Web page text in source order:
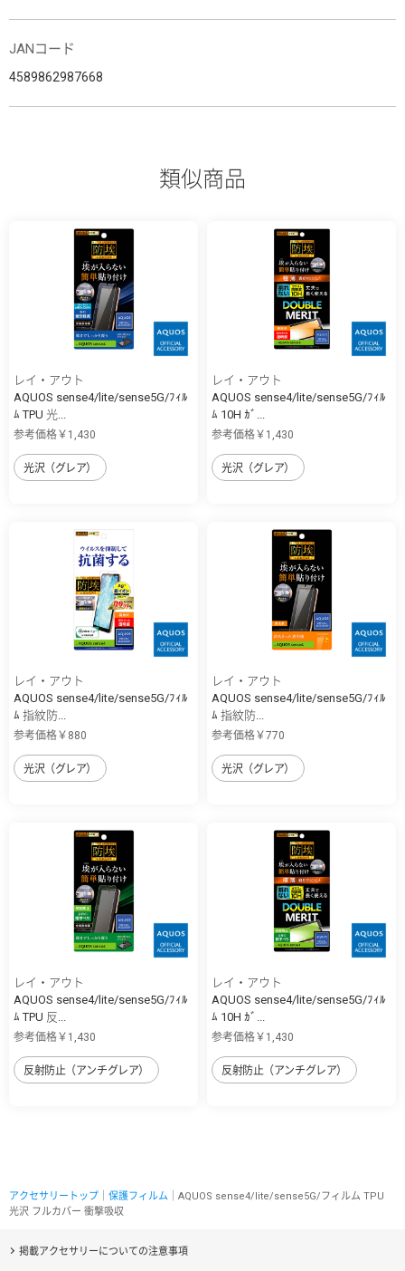
JANコード
4589862987668
類似商品
レイ・アウト
AQUOS sense4/lite/sense5G/ﾌｨﾙ
ﾑ TPU 光...
参考価格￥1,430
光沢（グレア）
レイ・アウト
AQUOS sense4/lite/sense5G/ﾌｨﾙ
ﾑ 10H ｶﾞ...
参考価格￥1,430
光沢（グレア）
レイ・アウト
AQUOS sense4/lite/sense5G/ﾌｨﾙ
ﾑ 指紋防...
参考価格￥880
光沢（グレア）
レイ・アウト
AQUOS sense4/lite/sense5G/ﾌｨﾙ
ﾑ 指紋防...
参考価格￥770
光沢（グレア）
レイ・アウト
AQUOS sense4/lite/sense5G/ﾌｨﾙ
ﾑ TPU 反...
参考価格￥1,430
反射防止（アンチグレア）
レイ・アウト
AQUOS sense4/lite/sense5G/ﾌｨﾙ
ﾑ 10H ｶﾞ...
参考価格￥1,430
反射防止（アンチグレア）
アクセサリートップ 保護フィルム ｜AQUOS sense4/lite/sense5G/フィルム TPU
光沢 フルカバー 衝撃吸収
掲載アクセサリーについての注意事項